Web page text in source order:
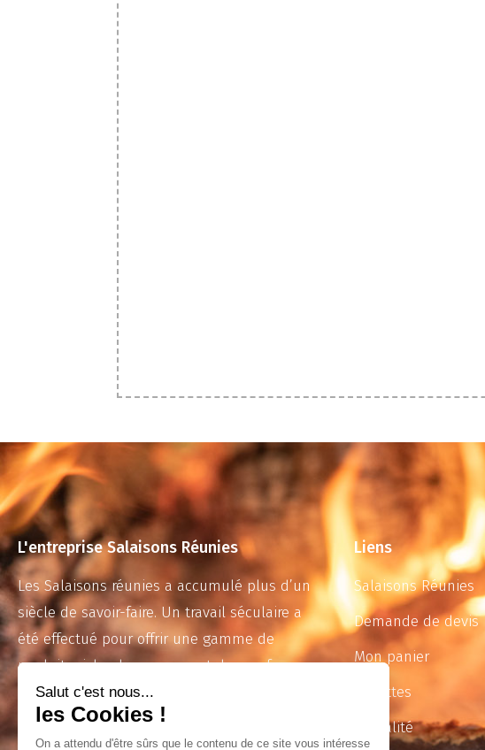
L'entreprise Salaisons Réunies
Les Salaisons réunies a accumulé plus d’un
siècle de savoir-faire. Un travail séculaire a
été effectué pour offrir une gamme de
produits riche des saveurs et des parfums
qui embaument l’île de beauté.
Membre fondateur du Cunsorziu
Liens
Salaisons Réunies
Demande de devis
Mon panier
Recettes
Actualité